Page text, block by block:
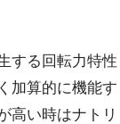
する回転力特性
加算的に機能す
高い時はナトリ